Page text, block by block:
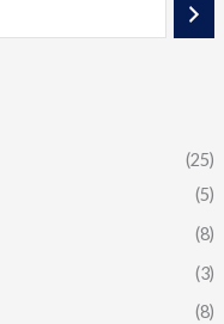
(25)
(5)
(8)
(3)
(8)